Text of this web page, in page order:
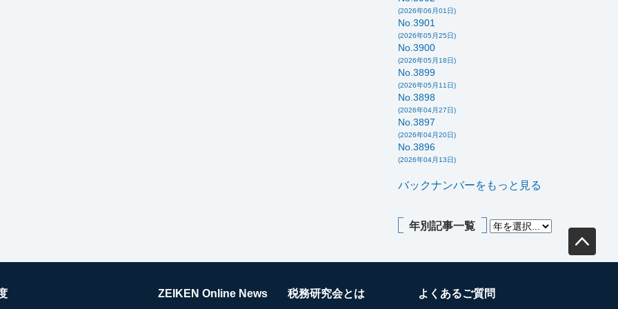
(2026年06月01日)
No.3901
(2026年05月25日)
No.3900
(2026年05月18日)
No.3899
(2026年05月11日)
No.3898
(2026年04月27日)
No.3897
(2026年04月20日)
No.3896
(2026年04月13日)
バックナンバーをもっと見る
年別記事一覧
ZEIKEN Online News 税務研究会とは よくあるご質問